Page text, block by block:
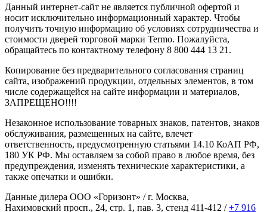
Данный интернет-сайт не является публичной офертой и
носит исключительно информационный характер. Чтобы
получить точную информацию об условиях сотрудничества и
стоимости дверей торговой марки Termo. Пожалуйста,
обращайтесь по контактному телефону 8 800 444 13 21.
Копирование без предварительного согласования страниц
сайта, изображений продукции, отдельных элементов, в том
числе содержащейся на сайте информации и материалов,
ЗАПРЕЩЕНО!!!!
Незаконное использование товарных знаков, патентов, знаков
обслуживания, размещенных на сайте, влечет
ответственность, предусмотренную статьями 14.10 КоАП РФ,
180 УК РФ. Мы оставляем за собой право в любое время, без
предупреждения, изменять технические характеристики, а
также опечатки и ошибки.
Данные дилера ООО «Горизонт» / г. Москва,
Нахимовский просп., 24, стр. 1, пав. 3, стенд 411-412 /+7 916